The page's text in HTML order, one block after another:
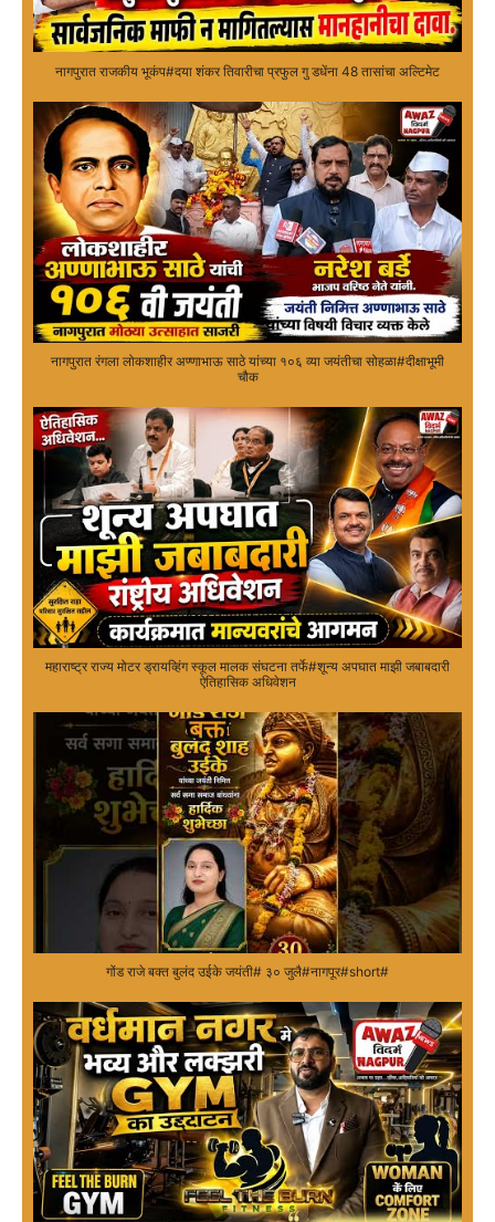
नागपुरात राजकीय भूकंप#दया शंकर तिवारीचा प्रफुल गु डधेंना 48 तासांचा अल्टिमेट
नागपुरात रंगला लोकशाहीर अण्णाभाऊ साठे यांच्या १०६ व्या जयंतीचा सोहळा#दीक्षाभूमी
चौक
महाराष्ट्र राज्य मोटर ड्रायव्हिंग स्कूल मालक संघटना तर्फे#शून्य अपघात माझी जबाबदारी
ऐतिहासिक अधिवेशन
गोंड राजे बक्त बुलंद उईके जयंती# ३० जुलै#नागपूर#short#